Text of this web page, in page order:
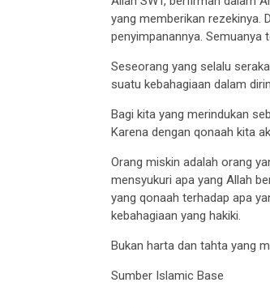
yang memberikan rezekinya.
penyimpanannya. Semuanya
Seseorang yang selalu
suatu kebahagiaan dalam
Bagi kita yang merindukan
Karena dengan qonaah kita
Orang miskin adalah orang
mensyukuri apa yang Allah
yang qonaah terhadap apa
kebahagiaan yang hakiki.
Bukan harta dan tahta yang
Sumber Islamic Base